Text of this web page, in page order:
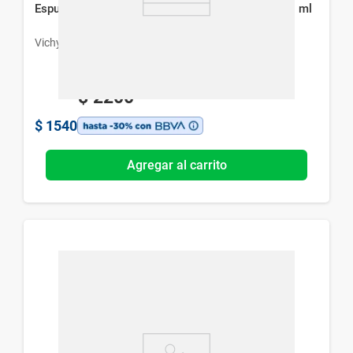
Espuma Limpiadora Vichy Pureté Thermale x 150 ml
Vichy
$ 2200
$ 1540
Agregar al carrito